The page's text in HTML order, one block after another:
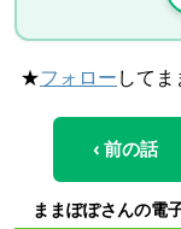
★フォロー して
‹ 前の話
ままぽぽさんの電